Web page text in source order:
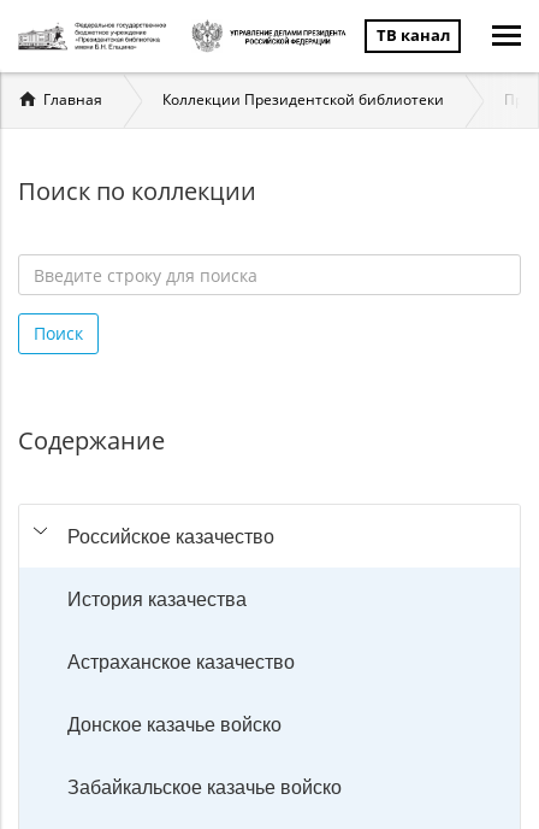
ТВ канал
Вы
здесь
Главная Коллекции Президентской библиотеки
Поиск по коллекции
строку
для
Поиск
Содержание
Российское казачество
История казачества
Астраханское казачество
Донское казачье войско
Забайкальское казачье войско